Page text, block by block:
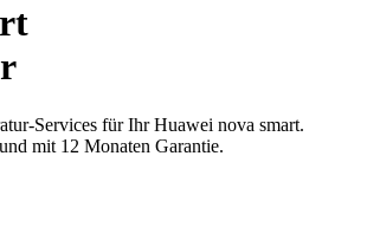
Services für IhrHuawei nova smart.
mit 12 Monaten Garantie.